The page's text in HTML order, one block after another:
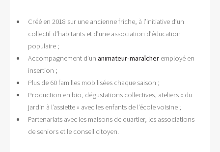
Créé en 2018 sur une ancienne friche, à l’initiative d’un
collectif d’habitants et d’une association d’éducation
populaire ;
Accompagnement d’un animateur-maraîcheremployé en
insertion ;
Plus de 60 familles mobilisées chaque saison ;
Production en bio, dégustations collectives, ateliers « du
jardin à l’assiette » avec les enfants de l’école voisine ;
Partenariats avec les maisons de quartier, les associations
de seniors et le conseil citoyen.